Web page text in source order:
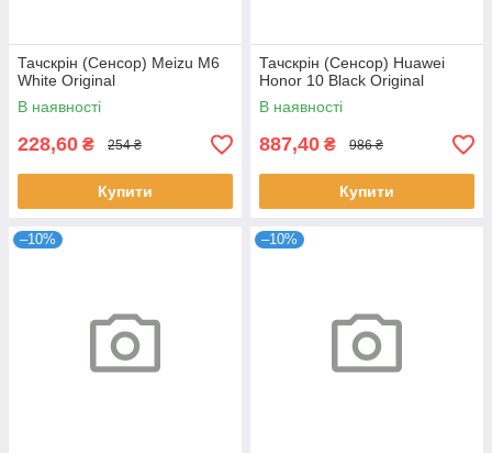
Тачскрін (Сенсор) Meizu M6
White Original
В наявності
228,60 ₴ 254 ₴
Купити
Тачскрін (Сенсор) Huawei
Honor 10 Black Original
В наявності
887,40 ₴ 986 ₴
Купити
–10% –10%